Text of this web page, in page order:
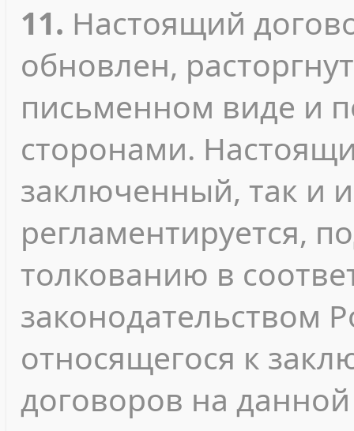
11. Настоящий
обновлен,
письменном виде и
сторонами.
заключенный, так и
регламентируется,
толкованию в
законодательством
относящегося к
договоров на